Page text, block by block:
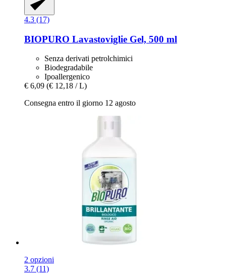
4.3 (17)
BIOPURO Lavastoviglie Gel, 500 ml
Senza derivati petrolchimici
Biodegradabile
Ipoallergenico
€ 6,09 (€ 12,18 / L)
Consegna entro il giorno 12 agosto
2 opzioni
3.7 (11)